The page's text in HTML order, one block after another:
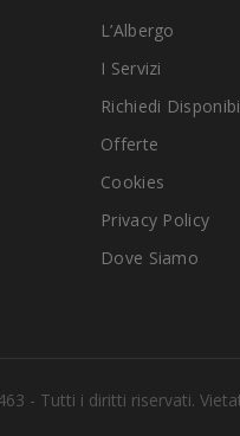
L’Albergo
I Servizi
Richiedi
Offerte
Cookies
Privacy Policy
Dove Siamo
- Tutti i diritti riservati.